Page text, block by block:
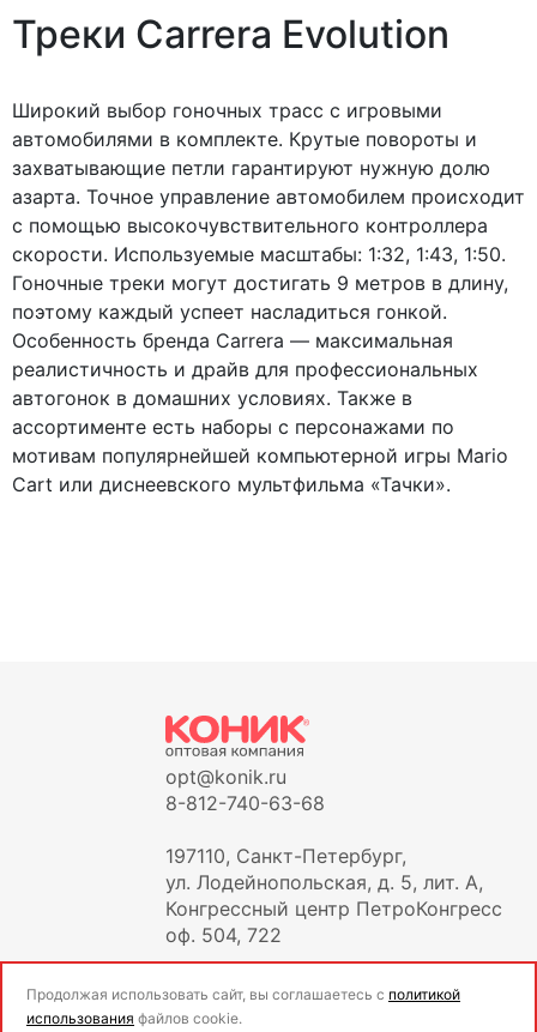
Треки Carrera Evolution
Широкий выбор гоночных трасс с игровыми
автомобилями в комплекте. Крутые повороты и
захватывающие петли гарантируют нужную долю
азарта. Точное управление автомобилем происходит
с помощью высокочувствительного контроллера
скорости. Используемые масштабы: 1:32, 1:43, 1:50.
Гоночные треки могут достигать 9 метров в длину,
поэтому каждый успеет насладиться гонкой.
Особенность бренда Carrera — максимальная
реалистичность и драйв для профессиональных
автогонок в домашних условиях. Также в
ассортименте есть наборы с персонажами по
мотивам популярнейшей компьютерной игры Mario
Cart или диснеевского мультфильма «Тачки».
opt@konik.ru
8-812-740-63-68
197110, Санкт-Петербург,
ул. Лодейнопольская, д. 5, лит. А,
Конгрессный центр ПетроКонгресс
оф. 504, 722
Продолжая использовать сайт, вы соглашаетесь с политикой
использования файлов cookie.